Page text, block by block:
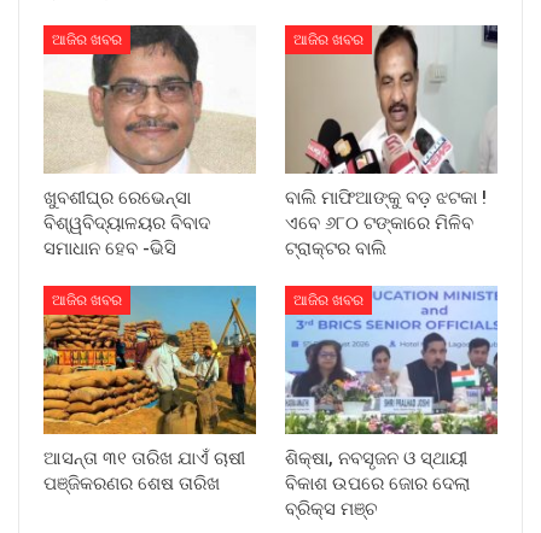
ଆଜିର ଖବର
ଖୁବଶୀଘ୍ର ରେଭେନ୍ସା
ବିଶ୍ୱବିଦ୍ୟାଳୟର ବିବାଦ
ସମାଧାନ ହେବ -ଭିସି
ଆଜିର ଖବର
ବାଲି ମାଫିଆଙ୍କୁ ବଡ଼ ଝଟକା !
ଏବେ ୬୮୦ ଟଙ୍କାରେ ମିଳିବ
ଟ୍ରାକ୍ଟର ବାଲି
ଆଜିର ଖବର
ଆସନ୍ତା ୩୧ ତାରିଖ ଯାଏଁ ଚାଷୀ
ପଞ୍ଜିକରଣର ଶେଷ ତାରିଖ
ଆଜିର ଖବର
ଶିକ୍ଷା, ନବସୃଜନ ଓ ସ୍ଥାୟୀ
ବିକାଶ ଉପରେ ଜୋର ଦେଲା
ବ୍ରିକ୍ସ ମଞ୍ଚ